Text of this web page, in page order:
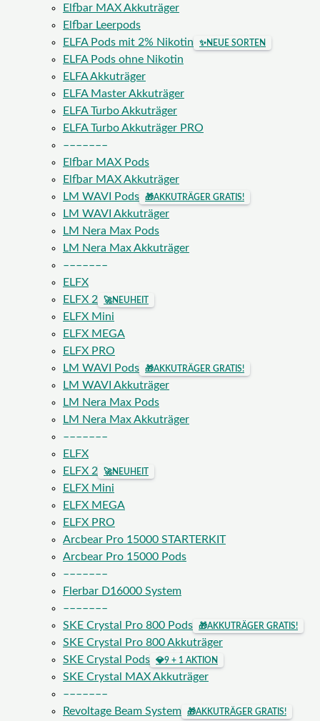
Elfbar MAX Akkuträger
Elfbar Leerpods
ELFA Pods mit 2% Nikotin
✨NEUE SORTEN
ELFA Pods ohne Nikotin
ELFA Akkuträger
ELFA Master Akkuträger
ELFA Turbo Akkuträger
ELFA Turbo Akkuträger PRO
–––––––
Elfbar MAX Pods
Elfbar MAX Akkuträger
LM WAVI Pods
🎁AKKUTRÄGER GRATIS!
LM WAVI Akkuträger
LM Nera Max Pods
LM Nera Max Akkuträger
–––––––
ELFX
ELFX 2
🚀NEUHEIT
ELFX Mini
ELFX MEGA
ELFX PRO
LM WAVI Pods
🎁AKKUTRÄGER GRATIS!
LM WAVI Akkuträger
LM Nera Max Pods
LM Nera Max Akkuträger
–––––––
ELFX
ELFX 2
🚀NEUHEIT
ELFX Mini
ELFX MEGA
ELFX PRO
Arcbear Pro 15000 STARTERKIT
Arcbear Pro 15000 Pods
–––––––
Flerbar D16000 System
–––––––
SKE Crystal Pro 800 Pods
🎁AKKUTRÄGER GRATIS!
SKE Crystal Pro 800 Akkuträger
SKE Crystal Pods
💎9 + 1 AKTION
SKE Crystal MAX Akkuträger
–––––––
Revoltage Beam System
🎁AKKUTRÄGER GRATIS!